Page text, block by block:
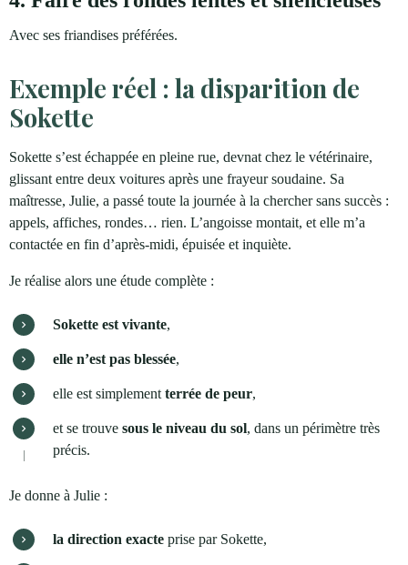
Avec ses friandises préférées.
Exemple réel : la disparition de
Sokette
Sokette s’est échappée en pleine rue, devnat chez le vétérinaire,
glissant entre deux voitures après une frayeur soudaine. Sa
maîtresse, Julie, a passé toute la journée à la chercher sans succès :
appels, affiches, rondes… rien. L’angoisse montait, et elle m’a
contactée en fin d’après‑midi, épuisée et inquiète.
Je réalise alors une étude complète :
Sokette est vivante,
elle n’est pas blessée,
elle est simplement terrée de peur,
et se trouve sous le niveau du sol, dans un périmètre très
précis.
Je donne à Julie :
la direction exacte prise par Sokette,